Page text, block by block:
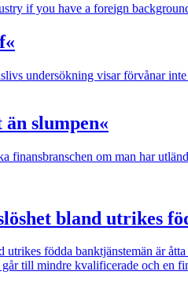
if you have a foreign
undersökning visar förvånar
slumpen«
finansbranschen om man har
bland utrikes
födda banktjänstemän är
till mindre kvalificerade och en